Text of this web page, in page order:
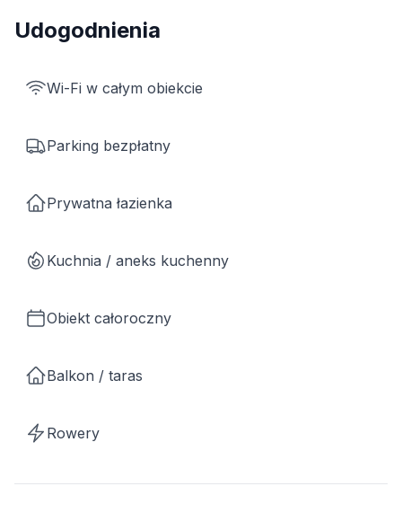
Udogodnienia
Wi-Fi w całym obiekcie
Parking bezpłatny
Prywatna łazienka
Kuchnia / aneks kuchenny
Obiekt całoroczny
Balkon / taras
Rowery